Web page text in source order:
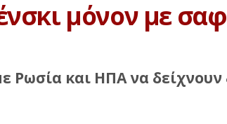
μόνον με
Ρωσία και ΗΠΑ να